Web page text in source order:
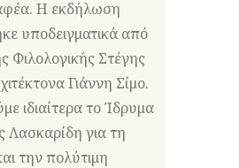
Η εκδήλωση
υποδειγματικά από
Φιλολογικής Στέγης
Γιάννη Σίμο.
ιδιαίτερα το Ίδρυμα
Λασκαρίδη για τη
την πολύτιμη